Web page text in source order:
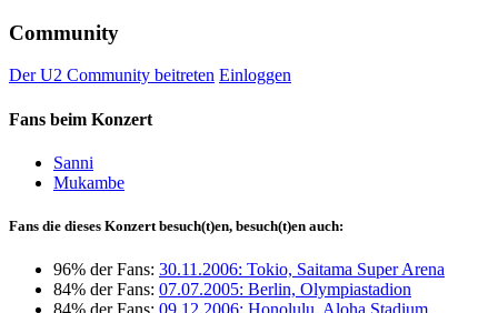
Community
Der U2 Community beitreten Einloggen
Fans beim Konzert
Sanni
Mukambe
Fans die dieses Konzert besuch(t)en, besuch(t)en auch:
96% der Fans: 30.11.2006: Tokio, Saitama Super Arena
84% der Fans: 07.07.2005: Berlin, Olympiastadion